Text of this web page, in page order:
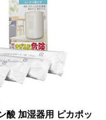
酸 加湿器用 ピカポッ